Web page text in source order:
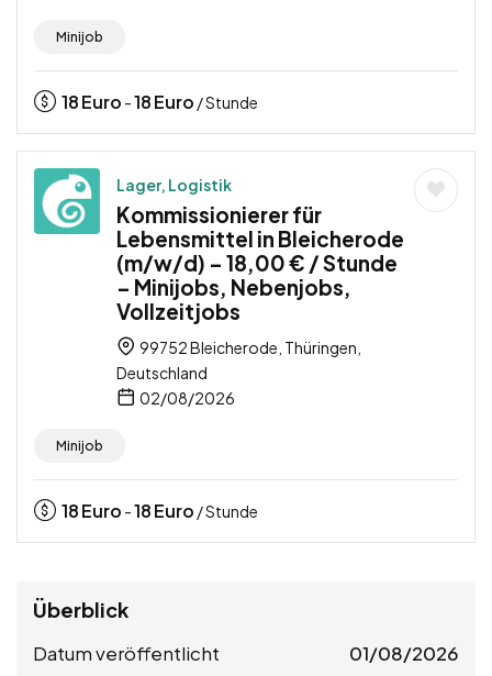
Minijob
18Euro -18Euro / Stunde
Lager, Logistik
Kommissionierer für
Lebensmittel in Bleicherode
(m/w/d) – 18,00 € / Stunde
– Minijobs, Nebenjobs,
Vollzeitjobs
99752 Bleicherode, Thüringen,
Deutschland
02/08/2026
Minijob
18Euro -18Euro / Stunde
Überblick
Datum veröffentlicht 01/08/2026